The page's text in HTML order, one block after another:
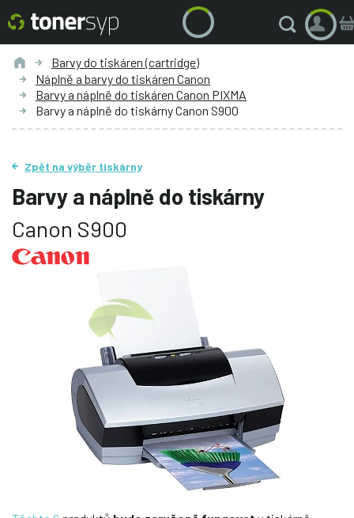
Barvy do tiskáren (cartridge)
Náplně a barvy do tiskáren Canon
Barvy a náplně do tiskáren Canon PIXMA
Barvy a náplně do tiskárny Canon S900
Zpět na výběr tiskárny
Barvy a náplně do tiskárny
Canon S900